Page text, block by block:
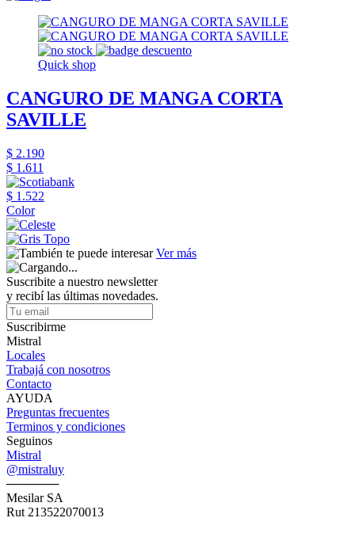
Quick shop
CANGURO DE MANGA CORTA
SAVILLE
$ 2.190
$ 1.611
$ 1.522
Color
Ver más
Suscribite a nuestro newsletter
y recibí las últimas novedades.
Suscribirme
Mistral
Locales
Trabajá con nosotros
Contacto
AYUDA
Preguntas frecuentes
Terminos y condiciones
Seguinos
Mistral
@mistraluy
──────
Mesilar SA
Rut 213522070013